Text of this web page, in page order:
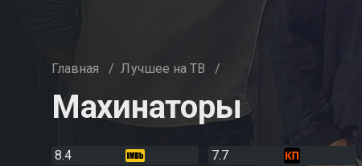
Главная / Лучшее на ТВ /
Махинаторы
8.4
7.7